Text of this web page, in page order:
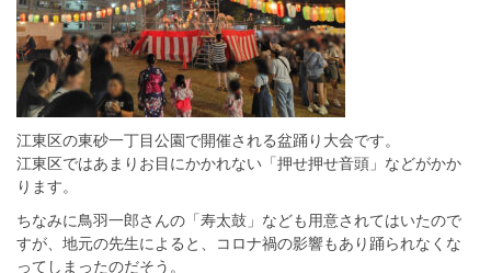
江東区の東砂一丁目公園で開催される盆踊り大会です。
江東区ではあまりお目にかかれない「押せ押せ音頭」などがかか
ります。
ちなみに鳥羽一郎さんの「寿太鼓」なども用意されてはいたので
すが、地元の先生によると、コロナ禍の影響もあり踊られなくな
ってしまったのだそう。